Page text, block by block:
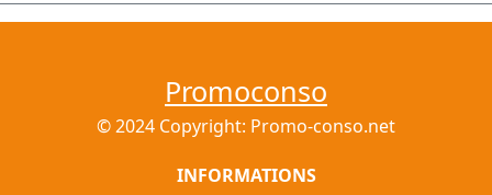
Promoconso
© 2024 Copyright: Promo-conso.net
INFORMATIONS